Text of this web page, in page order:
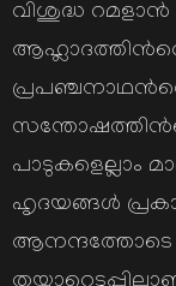
വിശുദ്ധ
പാടുകളെല്ലാം
ഹൃദയങ്ങള്‍
ആനന്ദത്തോടെ